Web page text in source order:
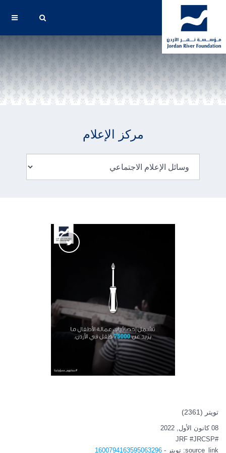
مركز الإعلام
تويتر (2361)
08 كانون الأول, 2022
#JRF #JRCSP
source_link: تويتر - 1600794163595063296